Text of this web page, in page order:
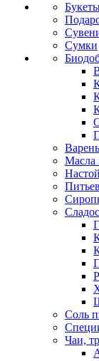
Сумки
Масла
Соль
Чаи,